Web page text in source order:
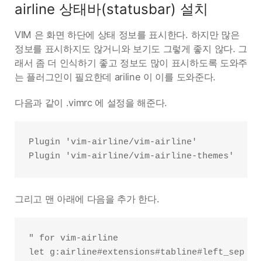
airline 상태바(statusbar) 설치
VIM 은 화면 하단에 상태 정보를 표시한다. 하지만 많은
정보를 표시하지도 않거니와 보기도 그렇게 좋지 않다. 그
래서 좀 더 인식하기 좋고 정보도 많이 표시하도록 도와주
는 플러그인이 필요한데 ariline 이 이를 도와준다.
다음과 같이 .vimrc 에 설정을 해준다.
Plugin 'vim-airline/vim-airline'
그리고 맨 아래에 다음을 추가 한다.
" for vim-airline
let g:airline#extensions#tabline#left_sep